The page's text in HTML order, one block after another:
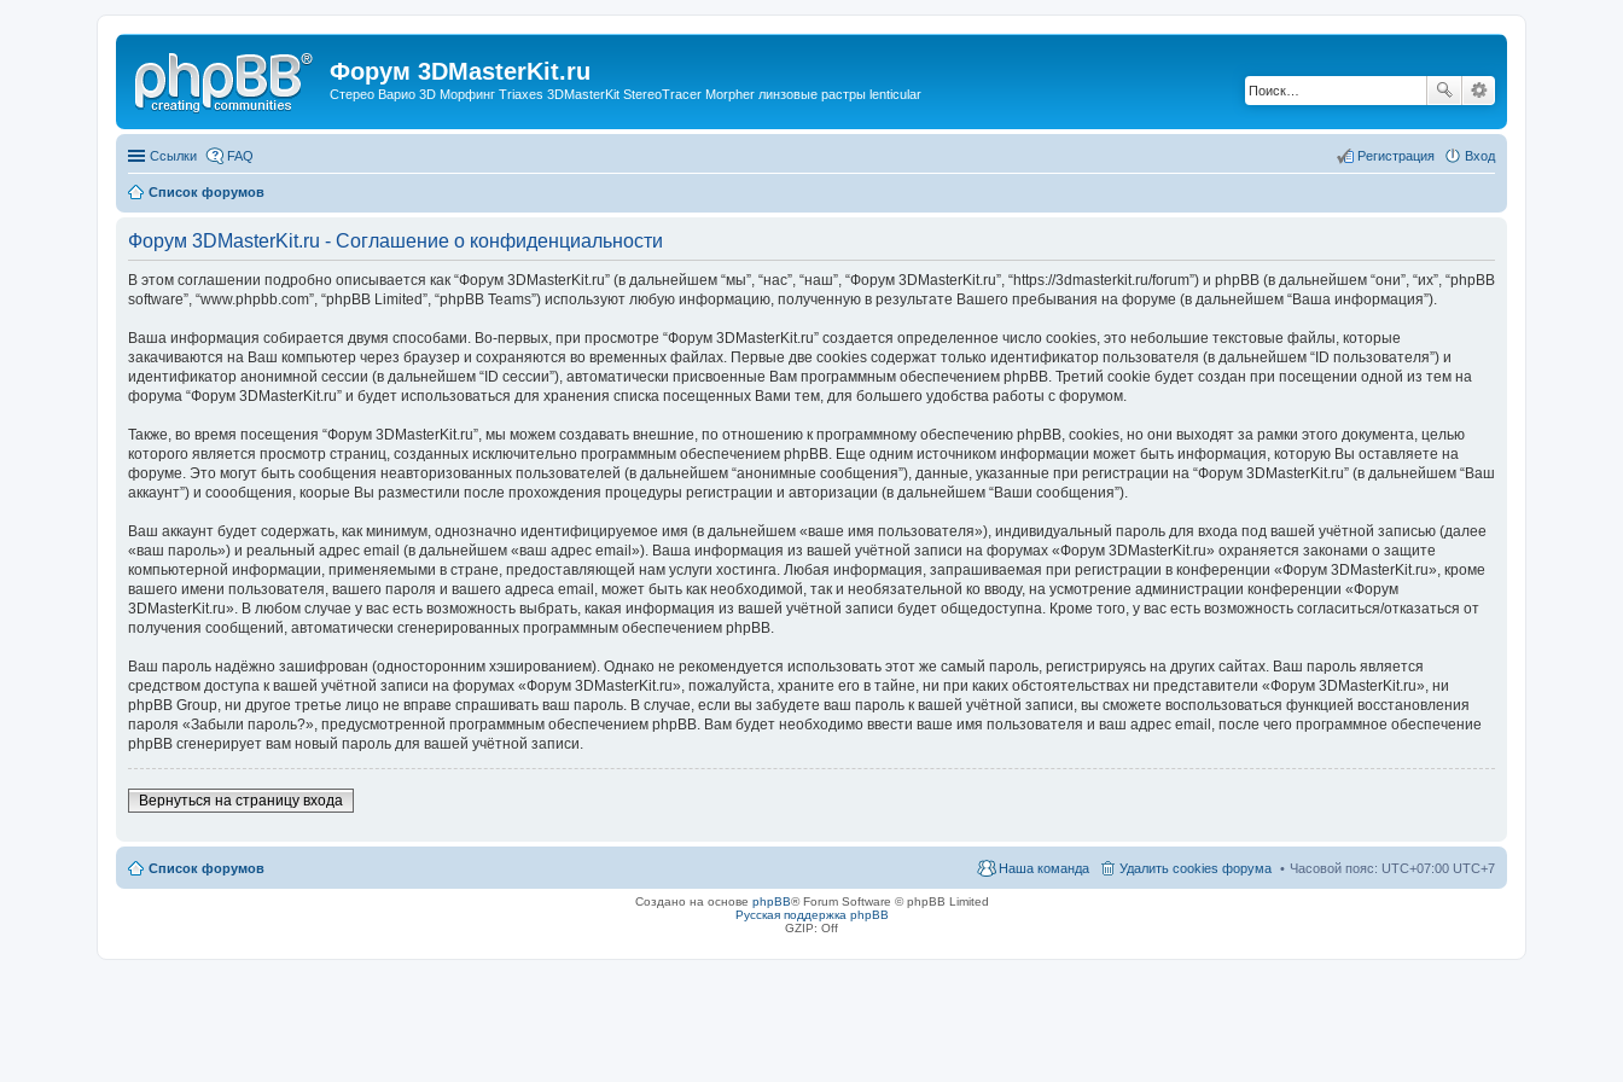
Форум 3DMasterKit.ru
Стерео Варио 3D Морфинг Triaxes 3DMasterKit StereoTracer Morpher линзовые растры lenticular
Ссылки FAQ Вход
Регистрация
Список форумов
Форум 3DMasterKit.ru - Соглашение о конфиденциальности
В этом соглашении подробно описывается как “Форум 3DMasterKit.ru” (в дальнейшем “мы”, “нас”, “наш”, “Форум 3DMasterKit.ru”, “https://3dmasterkit.ru/forum”) и phpBB (в дальнейшем “они”, “их”, “phpBB
software”, “www.phpbb.com”, “phpBB Limited”, “phpBB Teams”) используют любую информацию, полученную в результате Вашего пребывания на форуме (в дальнейшем “Ваша информация”).
Ваша информация собирается двумя способами. Во-первых, при просмотре “Форум 3DMasterKit.ru” создается определенное число cookies, это небольшие текстовые файлы, которые
закачиваются на Ваш компьютер через браузер и сохраняются во временных файлах. Первые две cookies содержат только идентификатор пользователя (в дальнейшем “ID пользователя”) и
идентификатор анонимной сессии (в дальнейшем “ID сессии”), автоматически присвоенные Вам программным обеспечением phpBB. Третий cookie будет создан при посещении одной из тем на
форума “Форум 3DMasterKit.ru” и будет использоваться для хранения списка посещенных Вами тем, для большего удобства работы с форумом.
Также, во время посещения “Форум 3DMasterKit.ru”, мы можем создавать внешние, по отношению к программному обеспечению phpBB, cookies, но они выходят за рамки этого документа, целью
которого является просмотр страниц, созданных исключительно программным обеспечением phpBB. Еще одним источником информации может быть информация, которую Вы оставляете на
форуме. Это могут быть сообщения неавторизованных пользователей (в дальнейшем “анонимные сообщения”), данные, указанные при регистрации на “Форум 3DMasterKit.ru” (в дальнейшем “Ваш
аккаунт”) и соообщения, коорые Вы разместили после прохождения процедуры регистрации и авторизации (в дальнейшем “Ваши сообщения”).
Ваш аккаунт будет содержать, как минимум, однозначно идентифицируемое имя (в дальнейшем «ваше имя пользователя»), индивидуальный пароль для входа под вашей учётной записью (далее
«ваш пароль») и реальный адрес email (в дальнейшем «ваш адрес email»). Ваша информация из вашей учётной записи на форумах «Форум 3DMasterKit.ru» охраняется законами о защите
компьютерной информации, применяемыми в стране, предоставляющей нам услуги хостинга. Любая информация, запрашиваемая при регистрации в конференции «Форум 3DMasterKit.ru», кроме
вашего имени пользователя, вашего пароля и вашего адреса email, может быть как необходимой, так и необязательной ко вводу, на усмотрение администрации конференции «Форум
3DMasterKit.ru». В любом случае у вас есть возможность выбрать, какая информация из вашей учётной записи будет общедоступна. Кроме того, у вас есть возможность согласиться/отказаться от
получения сообщений, автоматически сгенерированных программным обеспечением phpBB.
Ваш пароль надёжно зашифрован (односторонним хэшированием). Однако не рекомендуется использовать этот же самый пароль, регистрируясь на других сайтах. Ваш пароль является
средством доступа к вашей учётной записи на форумах «Форум 3DMasterKit.ru», пожалуйста, храните его в тайне, ни при каких обстоятельствах ни представители «Форум 3DMasterKit.ru», ни
phpBB Group, ни другое третье лицо не вправе спрашивать ваш пароль. В случае, если вы забудете ваш пароль к вашей учётной записи, вы сможете воспользоваться функцией восстановления
пароля «Забыли пароль?», предусмотренной программным обеспечением phpBB. Вам будет необходимо ввести ваше имя пользователя и ваш адрес email, после чего программное обеспечение
phpBB сгенерирует вам новый пароль для вашей учётной записи.
Вернуться на страницу входа
Список форумов Часовой пояс: UTC+07:00 UTC+7
Удалить cookies форума
Наша команда
Создано на основе phpBB® Forum Software © phpBB Limited
Русская поддержка phpBB
GZIP: Off